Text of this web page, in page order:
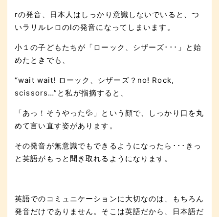
rの発音、日本人はしっかり意識しないでいると、つ
いラリルレロのlの発音になってしまいます。
小１の子どもたちが「ローック、シザーズ･･･」と始
めたときでも、
“wait wait! ローック、シザーズ？no! Rock,
scissors…”と私が指摘すると、
「あっ！そうやった💦」という顔で、しっかり口を丸
めて言い直す姿があります。
その発音が無意識でもできるようになったら･･･きっ
と英語がもっと聞き取れるようになります。
英語でのコミュニケーションに大切なのは、もちろん
発音だけでありません。そこは英語だから、日本語だ